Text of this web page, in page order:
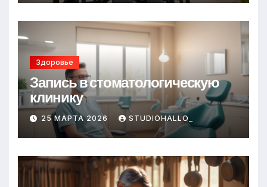
Здоровье
Запись в стоматологическую
клинику
25 МАРТА 2026 STUDIOHALLO_